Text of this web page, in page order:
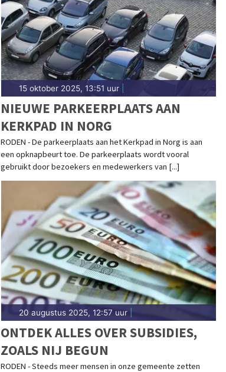
15 oktober 2025, 13:51 uur|
NIEUWE PARKEERPLAATS AAN
KERKPAD IN NORG
RODEN - De parkeerplaats aan het Kerkpad in Norg is aan
een opknapbeurt toe. De parkeerplaats wordt vooral
gebruikt door bezoekers en medewerkers van [...]
20 augustus 2025, 12:57 uur|
ONTDEK ALLES OVER SUBSIDIES,
ZOALS NIJ BEGUN
RODEN - Steeds meer mensen in onze gemeente zetten